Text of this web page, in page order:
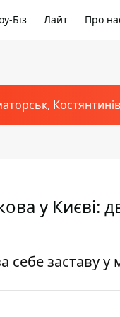
Біз Лайт Про
у Києві:
себе заставу